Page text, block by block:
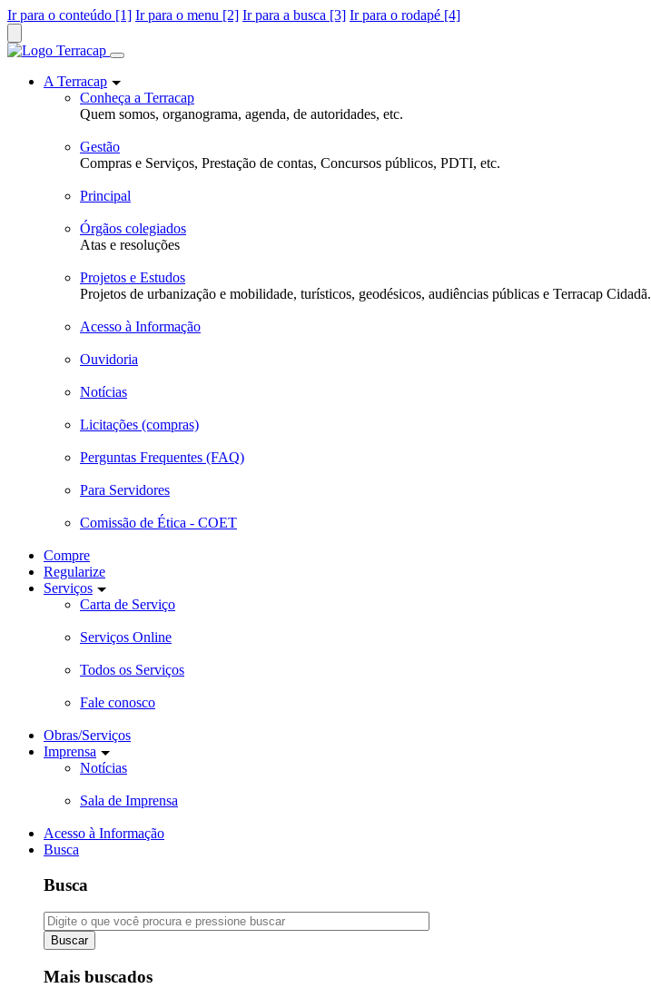
Ir para o conteúdo [1] Ir para o menu [2] Ir para a busca [3] Ir para o rodapé [4]
A Terracap
Conheça a Terracap
Quem somos, organograma, agenda, de autoridades, etc.
Gestão
Compras e Serviços, Prestação de contas, Concursos públicos, PDTI, etc.
Principal
Órgãos colegiados
Atas e resoluções
Projetos e Estudos
Projetos de urbanização e mobilidade, turísticos, geodésicos, audiências públicas e Terracap Cidadã.
Acesso à Informação
Ouvidoria
Notícias
Licitações (compras)
Perguntas Frequentes (FAQ)
Para Servidores
Comissão de Ética - COET
Compre
Regularize
Serviços
Carta de Serviço
Serviços Online
Todos os Serviços
Fale conosco
Obras/Serviços
Imprensa
Notícias
Sala de Imprensa
Acesso à Informação
Busca
Busca
Buscar
Mais buscados